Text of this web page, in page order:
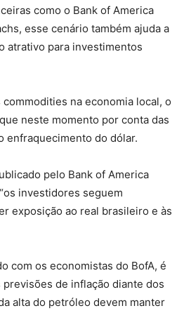
como o Bank of America
esse cenário também ajuda a
atrativo para investimentos
commodities na economia local, o
neste momento por conta das
enfraquecimento do dólar.
pelo Bank of America
investidores seguem
exposição ao real brasileiro e às
com os economistas do BofA, é
de inflação diante dos
alta do petróleo devem manter